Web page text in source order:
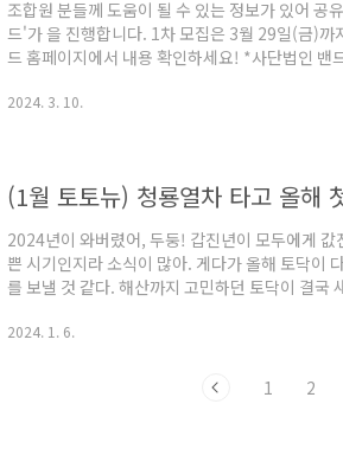
조합원 분들께 도움이 될 수 있는 정보가 있어
드'가 을 진행합니다. 1차 모집은 3월 29일(금)까
드 홈페이지에서 내용 확인하세요! *사단법인
2024. 3. 10.
(1월 토토뉴) 청룡열차 타고 올해
2024년이 와버렸어, 두둥! 갑진년이 모두에게
쁜 시기인지라 소식이 많아. 게다가 올해 토닥이
를 보낼 것 같다. 해산까지 고민하던 토닥이 결국
후기도 놓칠 수 없겠지? 마지막으로, 2월 24일로
2024. 1. 6.
1 2